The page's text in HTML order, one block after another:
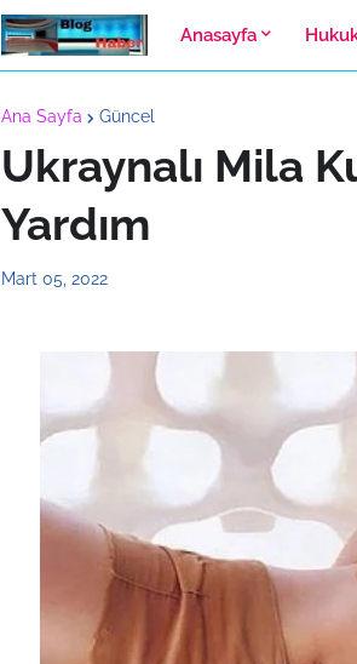
Anasayfa
Ana Sayfa Güncel
Ukraynalı Mila
Yardım
Mart 05, 2022